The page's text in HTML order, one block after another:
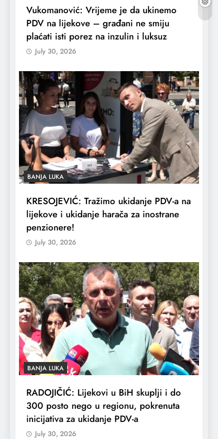
Vukomanović: Vrijeme je da ukinemo
PDV na lijekove – građani ne smiju
plaćati isti porez na inzulin i luksuz
July 30, 2026
BANJA LUKA
KRESOJEVIĆ: Tražimo ukidanje PDV-a na
lijekove i ukidanje harača za inostrane
penzionere!
July 30, 2026
BANJA LUKA
RADOJIČIĆ: Lijekovi u BiH skuplji i do
300 posto nego u regionu, pokrenuta
inicijativa za ukidanje PDV-a
July 30, 2026